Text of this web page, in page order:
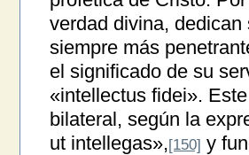
verdad divina,
siempre más
el significado de su
«intellectus fidei».
bilateral, según la
ut intellegas»,[150] y